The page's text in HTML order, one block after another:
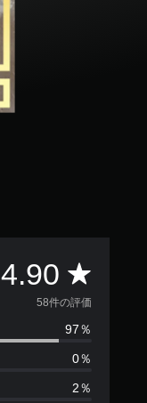
4.90 評
価
数
は
58件の評価
97％
0％
2％